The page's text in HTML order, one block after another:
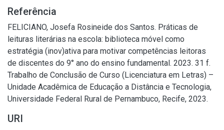
Referência
FELICIANO, Josefa Rosineide dos Santos. Práticas de
leituras literárias na escola: biblioteca móvel como
estratégia (inov)ativa para motivar competências leitoras
de discentes do 9° ano do ensino fundamental. 2023. 31 f.
Trabalho de Conclusão de Curso (Licenciatura em Letras) –
Unidade Acadêmica de Educação a Distância e Tecnologia,
Universidade Federal Rural de Pernambuco, Recife, 2023.
URI